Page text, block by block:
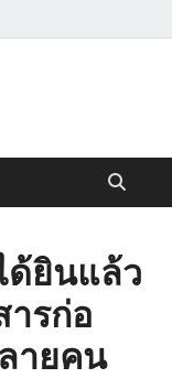
ด้ยินแล้ว
ารก่อ
ายคน